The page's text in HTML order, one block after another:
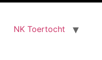
NK Toertocht